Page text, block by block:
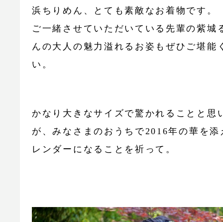
浜ちりめん、とても素敵なお着物です。
ご一緒させていただいている先輩の紫城
んの大人の魅力溢れるお姿もぜひご堪能
い。
かなり大きなサイズで驚かれることと思
が、みなさまのおうちで2016年の華を添
レンダーになることを祈って。